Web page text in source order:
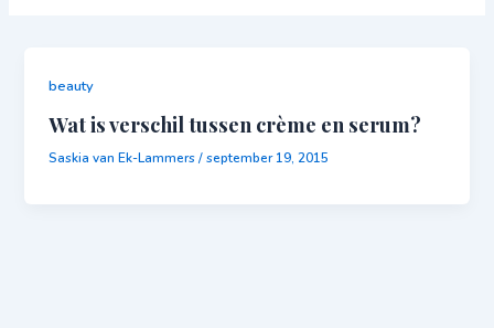
beauty
Wat is verschil tussen crème en serum?
Saskia van Ek-Lammers/september 19, 2015